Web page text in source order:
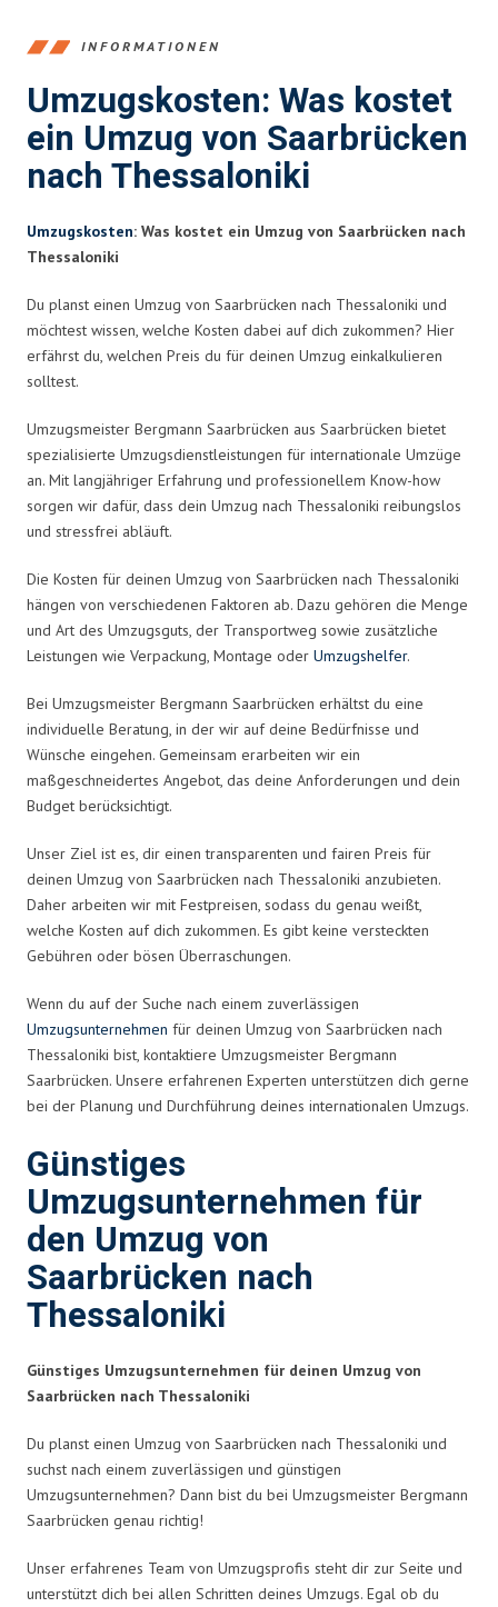
INFORMATIONEN
Umzugskosten: Was kostet
ein Umzug von Saarbrücken
nach Thessaloniki
Umzugskosten: Was kostet ein Umzug von Saarbrücken nach
Thessaloniki
Du planst einen Umzug von Saarbrücken nach Thessaloniki und
möchtest wissen, welche Kosten dabei auf dich zukommen? Hier
erfährst du, welchen Preis du für deinen Umzug einkalkulieren
solltest.
Umzugsmeister Bergmann Saarbrücken aus Saarbrücken bietet
spezialisierte Umzugsdienstleistungen für internationale Umzüge
an. Mit langjähriger Erfahrung und professionellem Know-how
sorgen wir dafür, dass dein Umzug nach Thessaloniki reibungslos
und stressfrei abläuft.
Die Kosten für deinen Umzug von Saarbrücken nach Thessaloniki
hängen von verschiedenen Faktoren ab. Dazu gehören die Menge
und Art des Umzugsguts, der Transportweg sowie zusätzliche
Leistungen wie Verpackung, Montage oder Umzugshelfer.
Bei Umzugsmeister Bergmann Saarbrücken erhältst du eine
individuelle Beratung, in der wir auf deine Bedürfnisse und
Wünsche eingehen. Gemeinsam erarbeiten wir ein
maßgeschneidertes Angebot, das deine Anforderungen und dein
Budget berücksichtigt.
Unser Ziel ist es, dir einen transparenten und fairen Preis für
deinen Umzug von Saarbrücken nach Thessaloniki anzubieten.
Daher arbeiten wir mit Festpreisen, sodass du genau weißt,
welche Kosten auf dich zukommen. Es gibt keine versteckten
Gebühren oder bösen Überraschungen.
Wenn du auf der Suche nach einem zuverlässigen
Umzugsunternehmen für deinen Umzug von Saarbrücken nach
Thessaloniki bist, kontaktiere Umzugsmeister Bergmann
Saarbrücken. Unsere erfahrenen Experten unterstützen dich gerne
bei der Planung und Durchführung deines internationalen Umzugs.
Günstiges
Umzugsunternehmen für
den Umzug von
Saarbrücken nach
Thessaloniki
Günstiges Umzugsunternehmen für deinen Umzug von
Saarbrücken nach Thessaloniki
Du planst einen Umzug von Saarbrücken nach Thessaloniki und
suchst nach einem zuverlässigen und günstigen
Umzugsunternehmen? Dann bist du bei Umzugsmeister Bergmann
Saarbrücken genau richtig!
Unser erfahrenes Team von Umzugsprofis steht dir zur Seite und
unterstützt dich bei allen Schritten deines Umzugs. Egal ob du